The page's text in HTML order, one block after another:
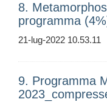
8.
programma
21-lug-2022 10.53.11
9. Programma